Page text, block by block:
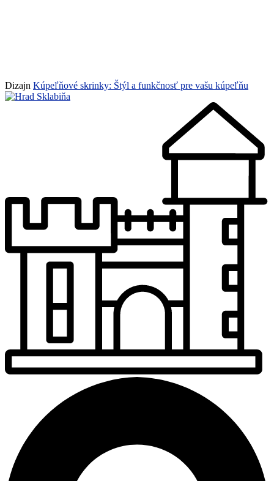
Dizajn Kúpeľňové skrinky: Štýl a funkčnosť pre vašu kúpeľňu